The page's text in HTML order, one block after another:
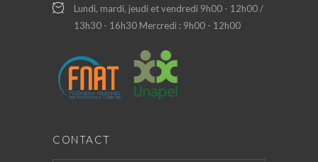
Lundi, mardi, jeudi et vendredi 9h00 - 12h00 /
13h30 - 16h30 Mercredi : 9h00 - 12h00
CONTACT